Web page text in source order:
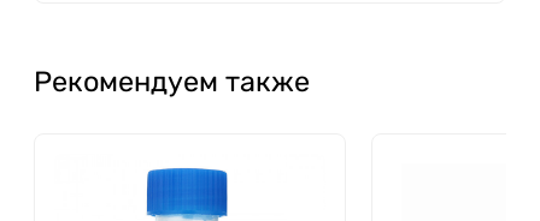
Рекомендуем также